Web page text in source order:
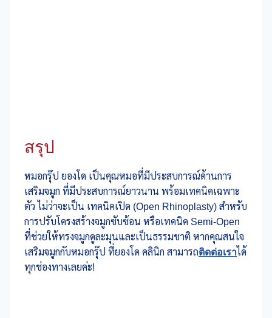
สรุป
หมอกรุ๊ป ยองโด เป็นคุณหมอที่มีประสบการณ์ด้านการ
เสริมจมูก ที่มีประสบการณ์ยาวนาน พร้อมเทคนิคเฉพาะ
ตัว ไม่ว่าจะเป็น เทคนิคเปิด (Open Rhinoplasty) สำหรับ
การปรับโครงสร้างจมูกซับซ้อน หรือเทคนิค Semi-Open
ที่ช่วยให้ทรงจมูกดูละมุนและเป็นธรรมชาติ หากคุณสนใจ
เสริมจมูกกับหมอกรุ๊ป ที่ยองโด คลินิก สามารถติดต่อเราได้
ทุกช่องทางเลยค่ะ!